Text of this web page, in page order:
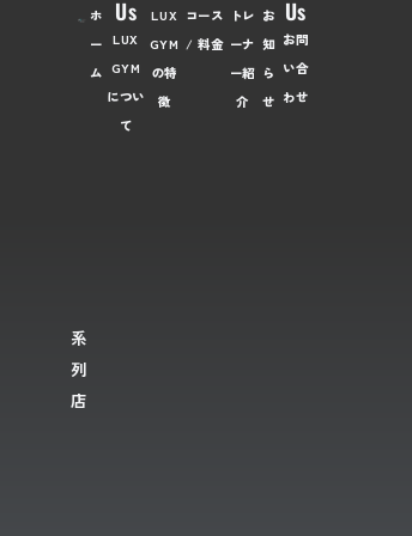
系
列
店
ホ
ー
ム
Us
LUX
GYM
につい
て
LUX
GYM
の特
徴
コース
/ 料金
トレ
ーナ
ー紹
介
お
知
ら
せ
Us
お問
い合
わせ